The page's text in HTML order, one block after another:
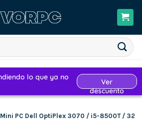
Mini PC Dell OptiPlex 3070 / i5-8500T / 32GB